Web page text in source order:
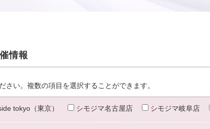
情報
い。複数の項目を選択することができます。
tokyo（東京） シモジマ名古屋店 シモジマ岐阜店